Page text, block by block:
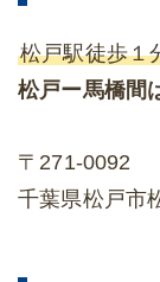
松戸駅徒歩１
松戸ー馬橋間
〒271-0092
千葉県松戸市